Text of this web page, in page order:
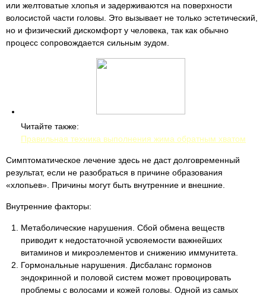
или желтоватые хлопья и задерживаются на поверхности
волосистой части головы. Это вызывает не только эстетический,
но и физический дискомфорт у человека, так как обычно
процесс сопровождается сильным зудом.
Читайте также:
Правильная техника выполнения жима обратным хватом
Симптоматическое лечение здесь не даст долговременный
результат, если не разобраться в причине образования
«хлопьев». Причины могут быть внутренние и внешние.
Внутренние факторы:
Метаболические нарушения. Сбой обмена веществ
приводит к недостаточной усвояемости важнейших
витаминов и микроэлементов и снижению иммунитета.
Гормональные нарушения. Дисбаланс гормонов
эндокринной и половой систем может провоцировать
проблемы с волосами и кожей головы. Одной из самых